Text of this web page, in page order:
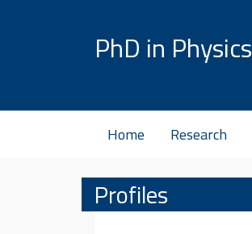
PhD in Physics
Home Research
Profiles